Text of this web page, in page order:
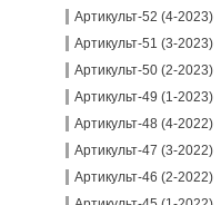
Артикульт-52 (4-2023)
Артикульт-51 (3-2023)
Артикульт-50 (2-2023)
Артикульт-49 (1-2023)
Артикульт-48 (4-2022)
Артикульт-47 (3-2022)
Артикульт-46 (2-2022)